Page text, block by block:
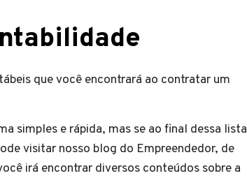
que você encontrará ao contratar um
simples e rápida, mas se ao final dessa lista
visitar nosso blog do Empreendedor, de
irá encontrar diversos conteúdos sobre a